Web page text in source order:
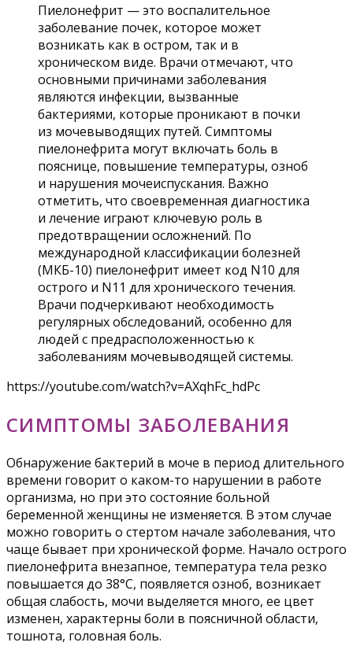
Пиелонефрит — это воспалительное
заболевание почек, которое может
возникать как в остром, так и в
хроническом виде. Врачи отмечают, что
основными причинами заболевания
являются инфекции, вызванные
бактериями, которые проникают в почки
из мочевыводящих путей. Симптомы
пиелонефрита могут включать боль в
пояснице, повышение температуры, озноб
и нарушения мочеиспускания. Важно
отметить, что своевременная диагностика
и лечение играют ключевую роль в
предотвращении осложнений. По
международной классификации болезней
(МКБ-10) пиелонефрит имеет код N10 для
острого и N11 для хронического течения.
Врачи подчеркивают необходимость
регулярных обследований, особенно для
людей с предрасположенностью к
заболеваниям мочевыводящей системы.
https://youtube.com/watch?v=AXqhFc_hdPc
СИМПТОМЫ ЗАБОЛЕВАНИЯ
Обнаружение бактерий в моче в период длительного
времени говорит о каком-то нарушении в работе
организма, но при это состояние больной
беременной женщины не изменяется. В этом случае
можно говорить о стертом начале заболевания, что
чаще бывает при хронической форме. Начало острого
пиелонефрита внезапное, температура тела резко
повышается до 38°С, появляется озноб, возникает
общая слабость, мочи выделяется много, ее цвет
изменен, характерны боли в поясничной области,
тошнота, головная боль.